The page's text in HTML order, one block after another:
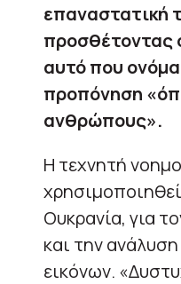
επαναστατική
προσθέτοντας
αυτό που
προπόνηση
ανθρώπους».
Η τεχνητή
Ουκρανία, για
και την
εικόνων.